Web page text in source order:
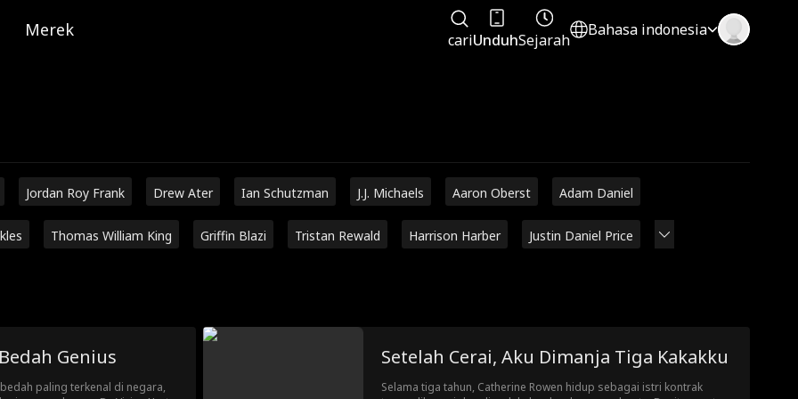
Merek cariUnduhSejarah
Bahasa indonesia
Jordan Roy Frank Drew Ater Ian Schutzman J.J. Michaels Aaron Oberst Adam Daniel
Thomas William King Griffin Blazi Tristan Rewald Harrison Harber Justin Daniel Price
Genius
paling terkenal di negara,
Setelah Cerai, Aku Dimanja Tiga Kakakku
Selama tiga tahun, Catherine Rowen hidup sebagai istri kontrak